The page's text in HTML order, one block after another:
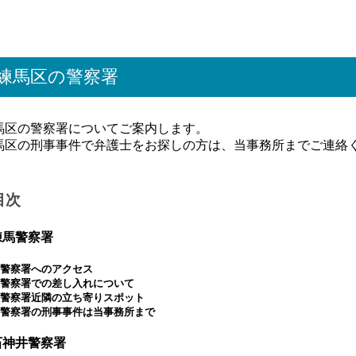
練馬区の警察署
区の警察署についてご案内します。
区の刑事事件で弁護士をお探しの方は、当事務所までご連絡
次
馬警察署
察署へのアクセス
察署での差し入れについて
察署近隣の立ち寄りスポット
察署の刑事事件は当事務所まで
神井警察署